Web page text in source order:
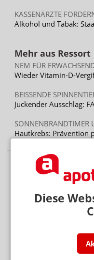
Diese
KASSENÄRZTE
Alkohol und Tabak:
Mehr aus Ressort
NEM FÜR
Wieder Vitamin-D-
BEISSENDE
Juckender Ausschlag:
SONNENBRANDTIMER
Hautkrebs: Prävention